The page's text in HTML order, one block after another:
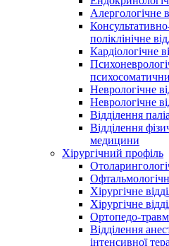
Алергологічне
поліклінічне
Кардіологічне
Неврологічне
Неврологічне
Відділення
Відділення
медицини
Хірургічний профіль
Хірургічне
Хірургічне
Ортопедо-
Відділення
інтенсивної